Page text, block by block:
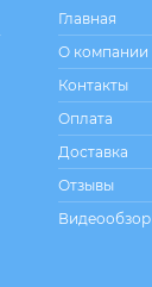
Главная
О компании
Контакты
Оплата
Доставка
Отзывы